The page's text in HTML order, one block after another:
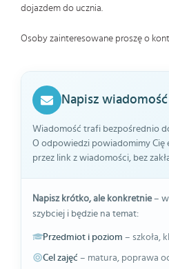
dojazdem do ucznia.
Osoby zainteresowane proszę o
Napisz
Wiadomość trafi bezpośrednio
O odpowiedzi powiadomimy Cię
przez link z wiadomości, bez
Napisz krótko, ale konkretnie–
szybciej i będzie na temat:
Przedmiot i poziom – szkoła,
Cel zajęć – matura, poprawa